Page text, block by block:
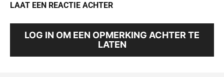
LAAT EEN REACTIE ACHTER
LOG IN OM EEN OPMERKING ACHTER TE
LATEN